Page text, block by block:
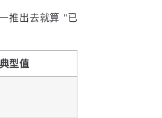
推出去就算 "已
典型值